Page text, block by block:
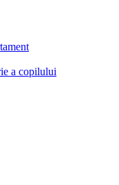
a copilului